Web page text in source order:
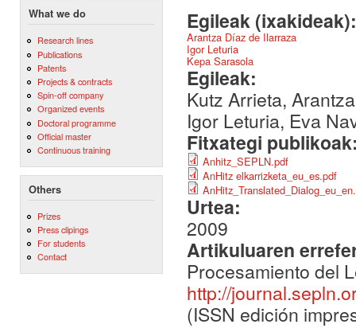
What we do
Research lines
Publications
Patents
Projects & contracts
Spin-off company
Organized events
Doctoral programme
Official master
Continuous training
Others
Prizes
Press clipings
For students
Contact
Egileak
Arantza Díaz de Ilarraza
Igor Leturia
Kepa Sarasola
Egileak:
Kutz Arrieta,
Igor Leturia, Eva
Fitxategi
Anhitz_SEPLN.pdf
AnHitz elkarrizketa_eu_es.pdf
Urtea:
2009
Artikuluaren
Procesamiento del
http://
(ISSN edición